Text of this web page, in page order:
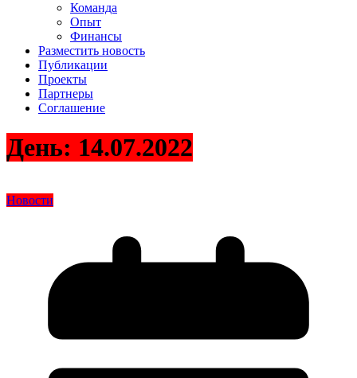
Команда
Опыт
Финансы
Разместить новость
Публикации
Проекты
Партнеры
Соглашение
День: 14.07.2022
Новости